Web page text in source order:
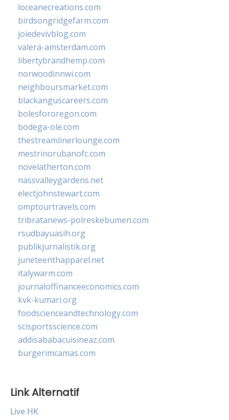
loceanecreations.com
birdsongridgefarm.com
joiedevivblog.com
valera-amsterdam.com
libertybrandhemp.com
norwoodinnwi.com
neighboursmarket.com
blackanguscareers.com
bolesfororegon.com
bodega-ole.com
thestreamlinerlounge.com
mestrinorubanofc.com
novelatherton.com
nassvalleygardens.net
electjohnstewart.com
omptourtravels.com
tribratanews-polreskebumen.com
rsudbayuasih.org
publikjurnalistik.org
juneteenthapparel.net
italywarm.com
journaloffinanceeconomics.com
kvk-kumari.org
foodscienceandtechnology.com
scisportsscience.com
addisababacuisineaz.com
burgerimcamas.com
Link Alternatif
Live HK